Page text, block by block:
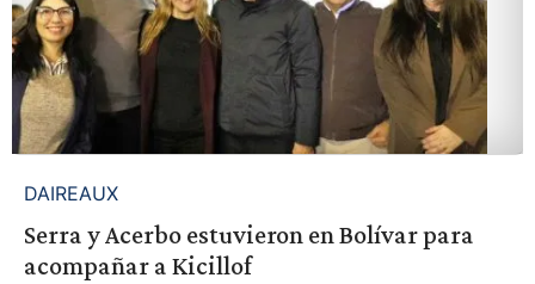
DAIREAUX
Serra y Acerbo estuvieron en Bolívar para
acompañar a Kicillof